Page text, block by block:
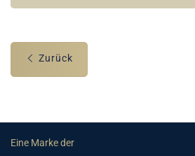
Zurück
Eine Marke der